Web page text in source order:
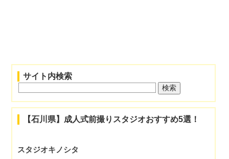
サイト内検索
【石川県】成人式前撮りスタジオおすすめ5選！
スタジオキノシタ